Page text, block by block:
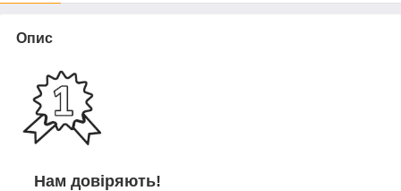
Опис
Нам довіряють!